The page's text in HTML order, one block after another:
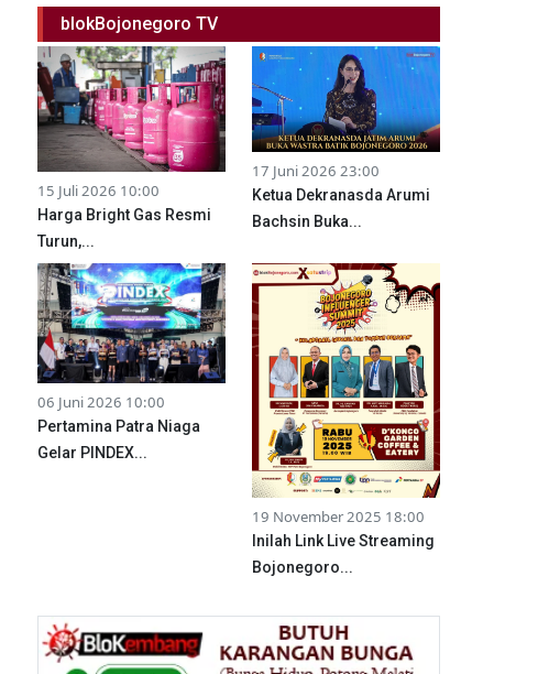
blokBojonegoro TV
15 Juli 2026 10:00
Harga Bright Gas Resmi
Turun,...
17 Juni 2026 23:00
Ketua Dekranasda Arumi
Bachsin Buka...
06 Juni 2026 10:00
Pertamina Patra Niaga
Gelar PINDEX...
19 November 2025 18:00
Inilah Link Live Streaming
Bojonegoro...